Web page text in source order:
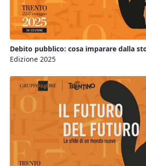
Debito pubblico: cosa imparare dalla
Edizione 2025